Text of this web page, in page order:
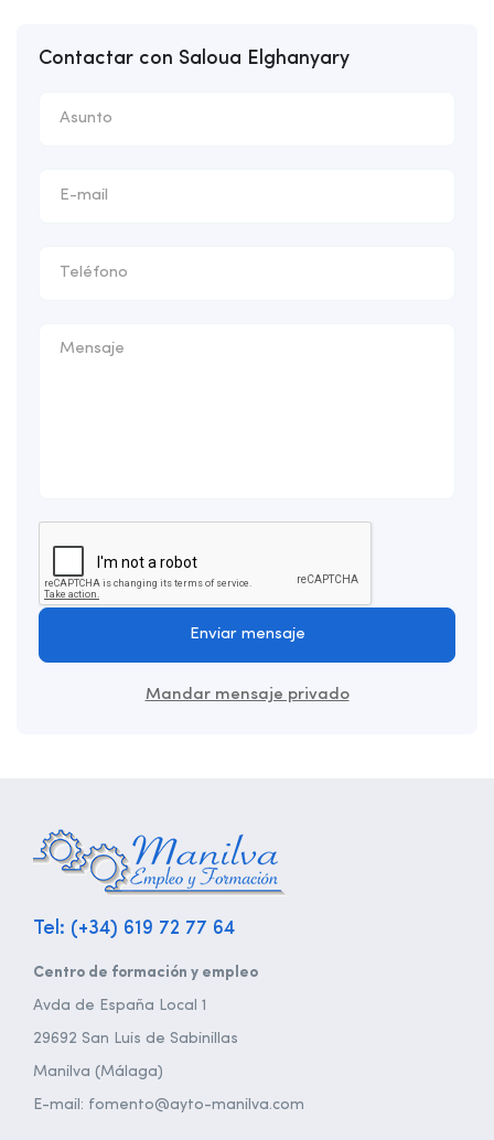
Contactar con Saloua Elghanyary
Enviar mensaje
Mandar mensaje privado
Tel: (+34) 619 72 77 64
Centro de formación y empleo
Avda de España Local 1
29692 San Luis de Sabinillas
Manilva (Málaga)
E-mail: fomento@ayto-manilva.com